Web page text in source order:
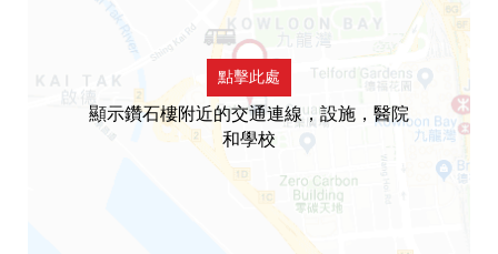
點擊此處
顯示鑽石樓附近的交通連線，設施，醫院
和學校